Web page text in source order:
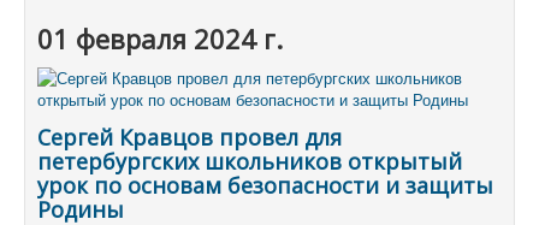
01 февраля 2024 г.
Сергей Кравцов провел для
петербургских школьников открытый
урок по основам безопасности и защиты
Родины